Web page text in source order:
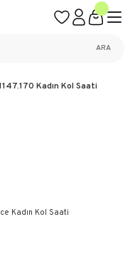
ARA
Kadın Kol Saati
Kadın Kol Saati